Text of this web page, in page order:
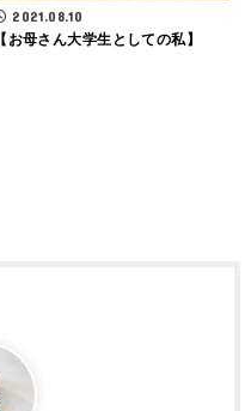
2021.08.10
【お母さん大学生としての私】